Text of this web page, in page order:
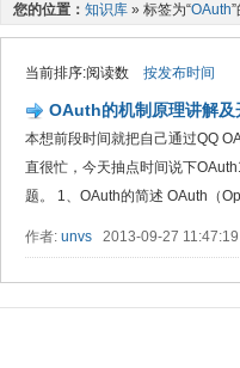
您的位置： 知识库 » 标签为“OAuth
当前排序:阅读数 按发布时间
OAuth的机制原理讲解及
本想前段时间就把自己通过QQ
直很忙，今天抽点时间说下
题。 1、OAuth的简述 OAuth（
作者: unvs 2013-09-27 11:47:19